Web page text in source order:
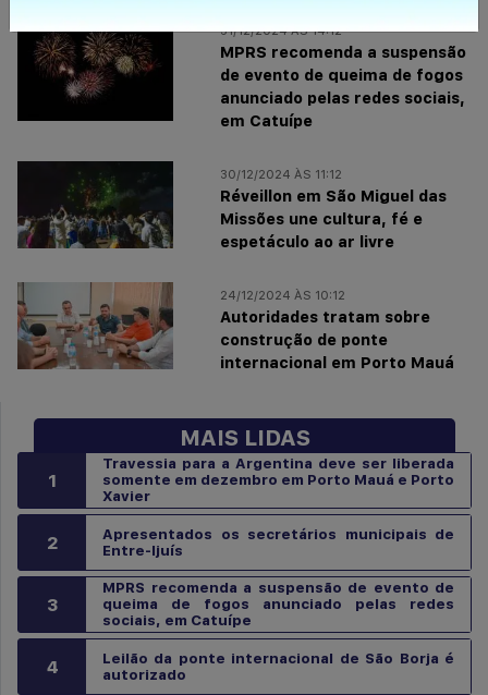
31/12/2024 ÀS 14:12
MPRS recomenda a suspensão
de evento de queima de fogos
anunciado pelas redes sociais,
em Catuípe
30/12/2024 ÀS 11:12
Réveillon em São Miguel das
Missões une cultura, fé e
espetáculo ao ar livre
24/12/2024 ÀS 10:12
Autoridades tratam sobre
construção de ponte
internacional em Porto Mauá
MAIS LIDAS
1
Travessia para a Argentina deve ser liberada
somente em dezembro em Porto Mauá e Porto
Xavier
2
Apresentados os secretários municipais de
Entre-Ijuís
3
MPRS recomenda a suspensão de evento de
queima de fogos anunciado pelas redes
sociais, em Catuípe
4
Leilão da ponte internacional de São Borja é
autorizado